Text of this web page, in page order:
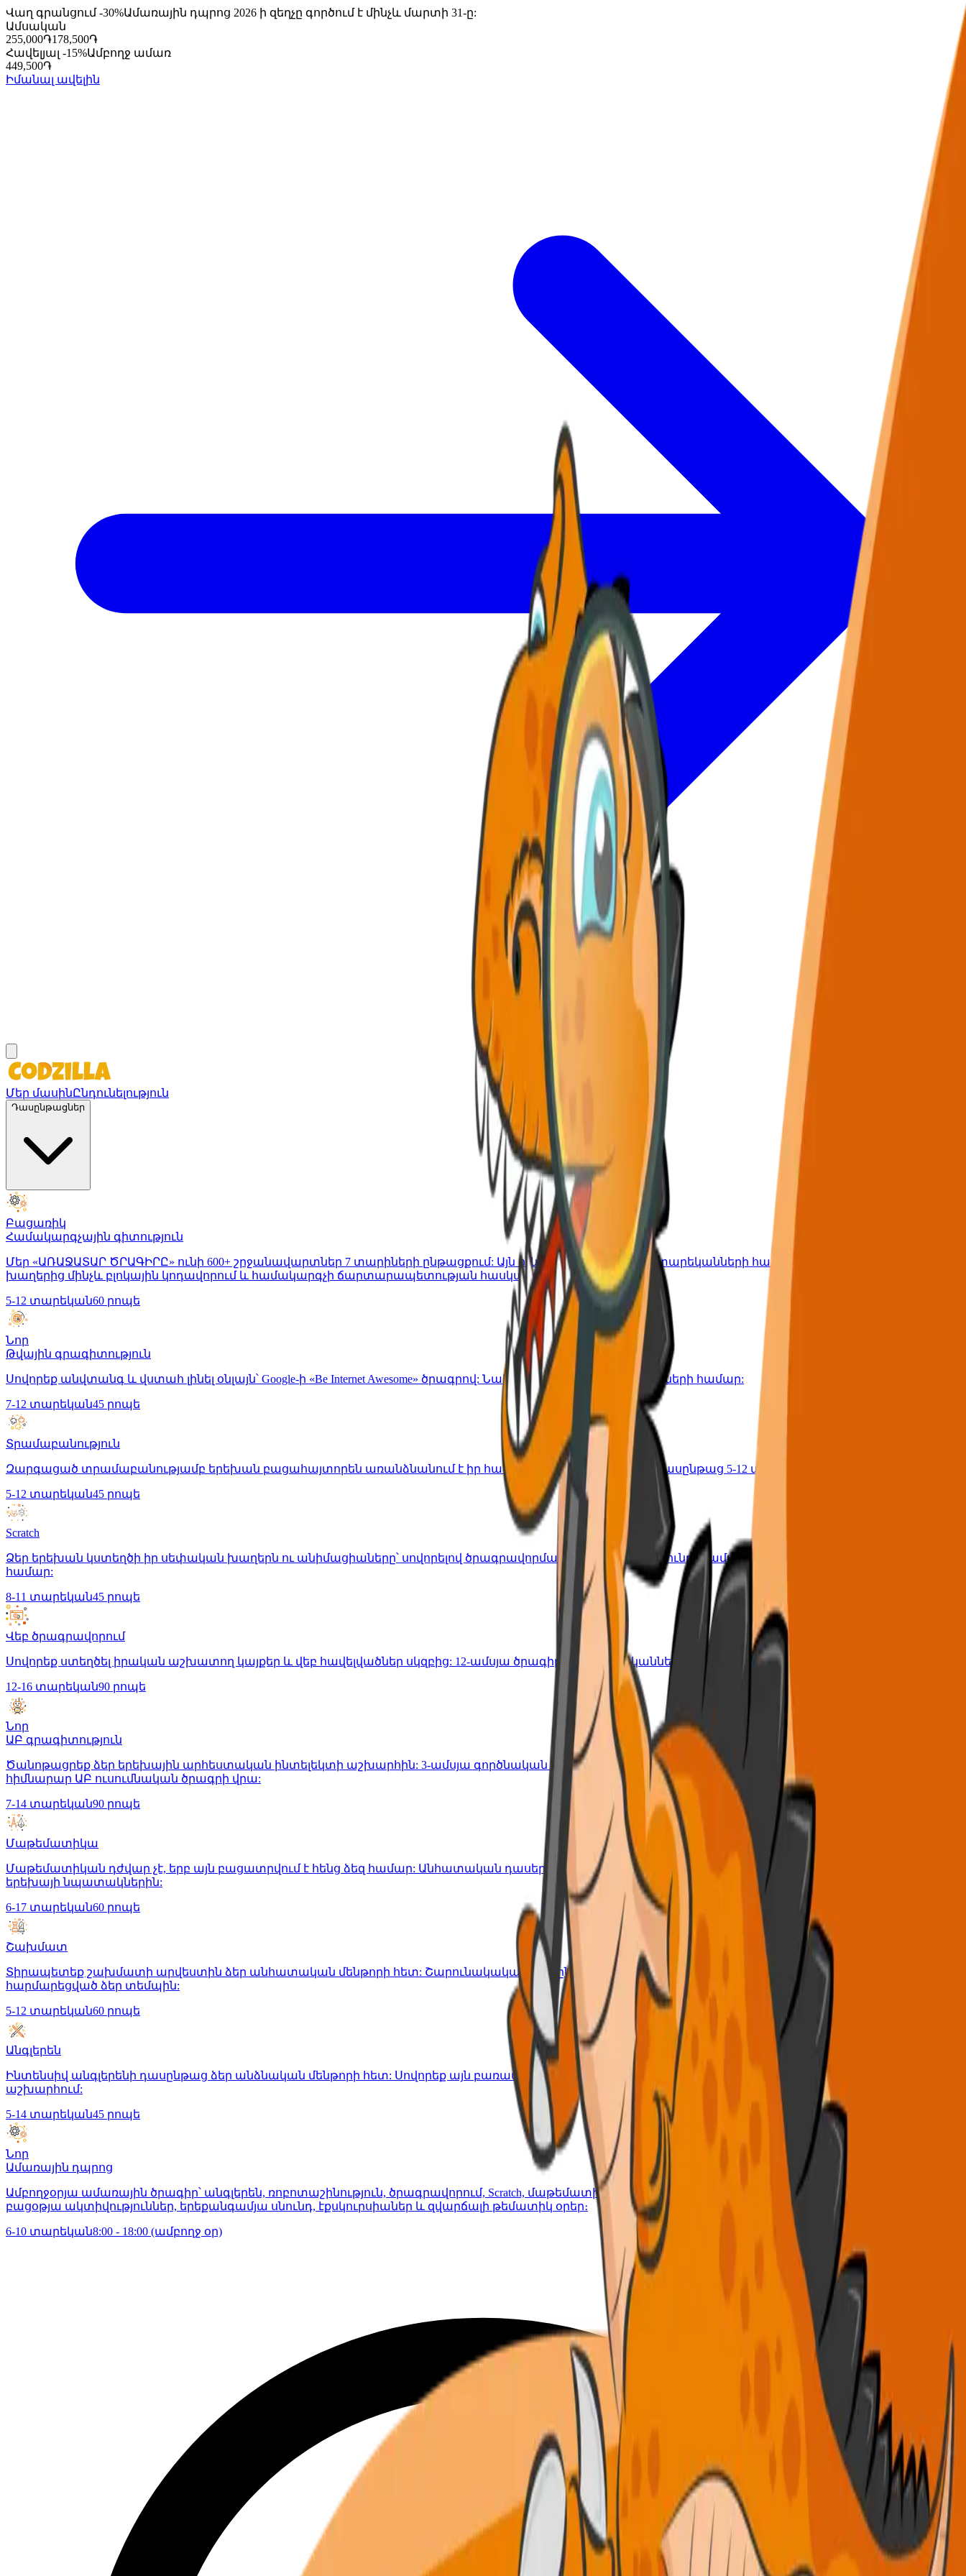
Վաղ գրանցում -30%Ամառային դպրոց 2026 ի զեղչը գործում է մինչև մարտի 31-ը:
Ամսական
255,000֏178,500֏
Հավելյալ -15%Ամբողջ ամառ
449,500֏
Իմանալ ավելին
Մեր մասինԸնդունելություն
Դասընթացներ
Բացառիկ
Համակարգչային գիտություն
Մեր «ԱՌԱՋԱՏԱՐ ԾՐԱԳԻՐԸ» ունի 600+ շրջանավարտներ 7 տարիների ընթացքում: Այն ունի 4 մակարդակ՝ 5-12 տարեկանների համար: Տրամաբանական
խաղերից մինչև բլոկային կոդավորում և համակարգչի ճարտարապետության հասկացություն:
5-12 տարեկան60 րոպե
Նոր
Թվային գրագիտություն
Սովորեք անվտանգ և վստահ լինել օնլայն՝ Google-ի «Be Internet Awesome» ծրագրով: Նախագծված է 7-12 տարեկանների համար:
7-12 տարեկան45 րոպե
Տրամաբանություն
Զարգացած տրամաբանությամբ երեխան բացահայտորեն առանձնանում է իր հասակակիցներից: 2-ամսյա դասընթաց 5-12 տարեկանների համար:
5-12 տարեկան45 րոպե
Scratch
Ձեր երեխան կստեղծի իր սեփական խաղերն ու անիմացիաները՝ սովորելով ծրագրավորման տրամաբանությունը: 2-ամսյա ծրագիր 8-11 տարեկանների
համար:
8-11 տարեկան45 րոպե
Վեբ ծրագրավորում
Սովորեք ստեղծել իրական աշխատող կայքեր և վեբ հավելվածներ սկզբից: 12-ամսյա ծրագիր 12-16 տարեկանների համար:
12-16 տարեկան90 րոպե
Նոր
ԱԲ գրագիտություն
Ծանոթացրեք ձեր երեխային արհեստական ինտելեկտի աշխարհին: 3-ամսյա գործնական դասընթաց 7-14 տարեկանների համար՝ հիմնված Google-ի
հիմնարար ԱԲ ուսումնական ծրագրի վրա:
7-14 տարեկան90 րոպե
Մաթեմատիկա
Մաթեմատիկան դժվար չէ, երբ այն բացատրվում է հենց ձեզ համար: Անհատական դասեր 1-12-րդ դասարանների ուսանողների համար՝ հարմարեցված ձեր
երեխայի նպատակներին:
6-17 տարեկան60 րոպե
Շախմատ
Տիրապետեք շախմատի արվեստին ձեր անհատական մենթորի հետ: Շարունակական դասընթաց 6-16 տարեկանների համար՝ ամբողջությամբ
հարմարեցված ձեր տեմպին:
5-12 տարեկան60 րոպե
Անգլերեն
Ինտենսիվ անգլերենի դասընթաց ձեր անձնական մենթորի հետ: Սովորեք այն բառապաշարը, որն իսկապես անհրաժեշտ է ծրագրավորման և տեխնոլոգիայի
աշխարհում:
5-14 տարեկան45 րոպե
Նոր
Ամառային դպրոց
Ամբողջօրյա ամառային ծրագիր՝ անգլերեն, ռոբոտաշինություն, ծրագրավորում, Scratch, մաթեմատիկա, լեզվի և գրագիտության դասեր, դասապատրաստում,
բացօթյա ակտիվություններ, երեքանգամյա սնունդ, էքսկուրսիաներ և զվարճալի թեմատիկ օրեր։
6-10 տարեկան8:00 - 18:00 (ամբողջ օր)